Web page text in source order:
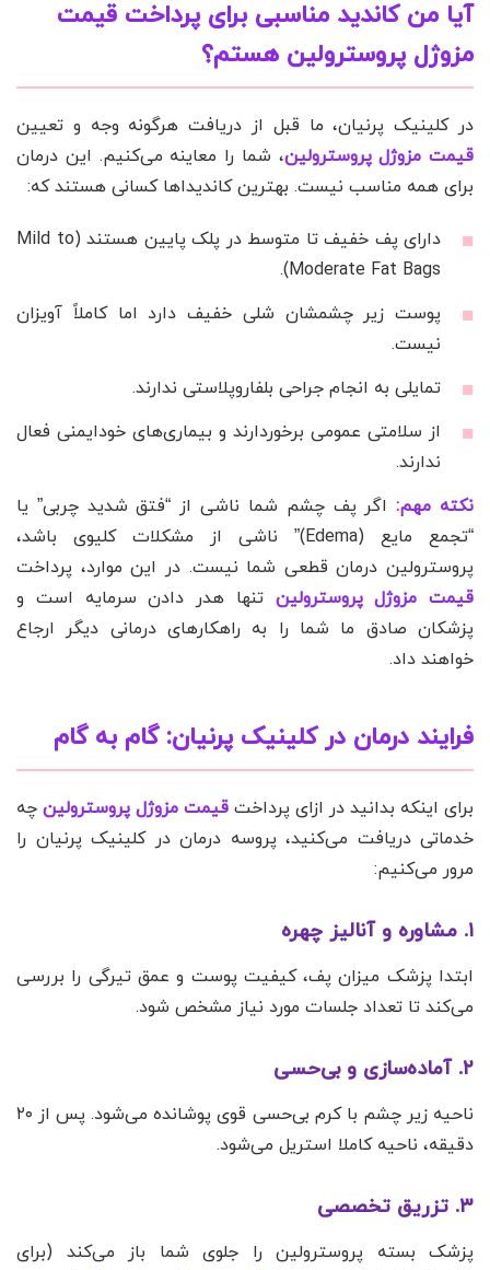
آیا من کاندید مناسبی برای پرداخت قیمت
مزوژل پروسترولین هستم؟
در کلینیک پرنیان، ما قبل از دریافت هرگونه وجه و تعیین
قیمت مزوژل پروسترولین، شما را معاینه می‌کنیم. این درمان
برای همه مناسب نیست. بهترین کاندیداها کسانی هستند که:
دارای پف خفیف تا متوسط در پلک پایین هستند (Mild to
Moderate Fat Bags).
پوست زیر چشمشان شلی خفیف دارد اما کاملاً آویزان
نیست.
تمایلی به انجام جراحی بلفاروپلاستی ندارند.
از سلامتی عمومی برخوردارند و بیماری‌های خودایمنی فعال
ندارند.
نکته مهم:اگر پف چشم شما ناشی از “فتق شدید چربی” یا
“تجمع مایع (Edema)” ناشی از مشکلات کلیوی باشد،
پروسترولین درمان قطعی شما نیست. در این موارد، پرداخت
قیمت مزوژل پروسترولین تنها هدر دادن سرمایه است و
پزشکان صادق ما شما را به راهکارهای درمانی دیگر ارجاع
خواهند داد.
فرایند درمان درکلینیک پرنیان: گام به گام
برای اینکه بدانید در ازای پرداخت قیمت مزوژل پروسترولین چه
خدماتی دریافت می‌کنید، پروسه درمان در کلینیک پرنیان را
مرور می‌کنیم:
۱. مشاوره و آنالیز چهره
ابتدا پزشک میزان پف، کیفیت پوست و عمق تیرگی را بررسی
می‌کند تا تعداد جلسات مورد نیاز مشخص شود.
۲. آماده‌سازی و بی‌حسی
ناحیه زیر چشم با کرم بی‌حسی قوی پوشانده می‌شود. پس از ۲۰
دقیقه، ناحیه کاملا استریل می‌شود.
۳. تزریق تخصصی
پزشک بسته پروسترولین را جلوی شما باز می‌کند (برای